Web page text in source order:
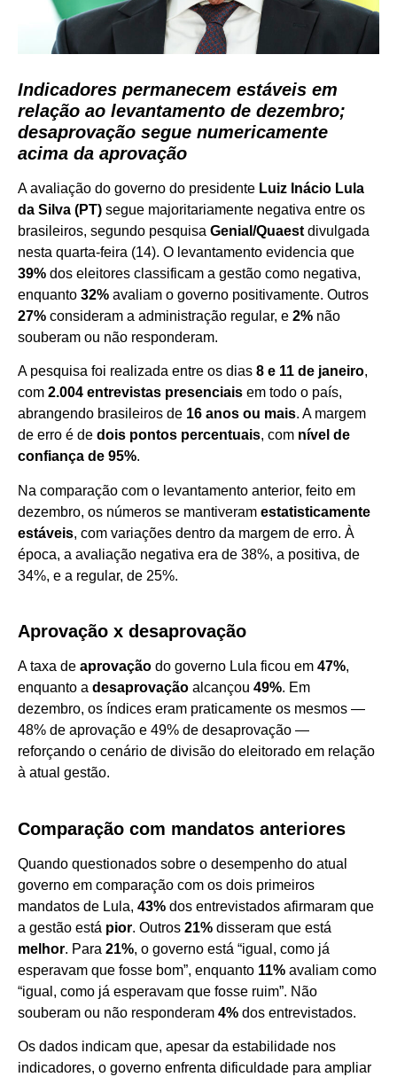
Indicadores permanecem estáveis em
relação ao levantamento de dezembro;
desaprovação segue numericamente
acima da aprovação
A avaliação do governo do presidente Luiz Inácio Lula
da Silva (PT) segue majoritariamente negativa entre os
brasileiros, segundo pesquisa Genial/Quaest divulgada
nesta quarta-feira (14). O levantamento evidencia que
39% dos eleitores classificam a gestão como negativa,
enquanto 32% avaliam o governo positivamente. Outros
27% consideram a administração regular, e 2% não
souberam ou não responderam.
A pesquisa foi realizada entre os dias 8 e 11 de janeiro,
com 2.004 entrevistas presenciais em todo o país,
abrangendo brasileiros de 16 anos ou mais. A margem
de erro é de dois pontos percentuais, com nível de
confiança de 95%.
Na comparação com o levantamento anterior, feito em
dezembro, os números se mantiveram estatisticamente
estáveis, com variações dentro da margem de erro. À
época, a avaliação negativa era de 38%, a positiva, de
34%, e a regular, de 25%.
Aprovação x desaprovação
A taxa de aprovação do governo Lula ficou em 47%,
enquanto a desaprovação alcançou 49%. Em
dezembro, os índices eram praticamente os mesmos —
48% de aprovação e 49% de desaprovação —
reforçando o cenário de divisão do eleitorado em relação
à atual gestão.
Comparação com mandatos anteriores
Quando questionados sobre o desempenho do atual
governo em comparação com os dois primeiros
mandatos de Lula, 43% dos entrevistados afirmaram que
a gestão está pior. Outros 21% disseram que está
melhor. Para 21%, o governo está “igual, como já
esperavam que fosse bom”, enquanto 11% avaliam como
“igual, como já esperavam que fosse ruim”. Não
souberam ou não responderam 4% dos entrevistados.
Os dados indicam que, apesar da estabilidade nos
indicadores, o governo enfrenta dificuldade para ampliar